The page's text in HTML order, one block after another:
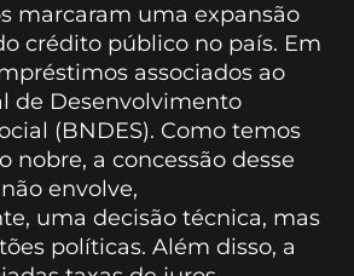
marcaram uma expansão
crédito público no país. Em
associados ao
de Desenvolvimento
(BNDES). Como temos
nobre, a concessão desse
envolve,
uma decisão técnica, mas
políticas. Além disso, a